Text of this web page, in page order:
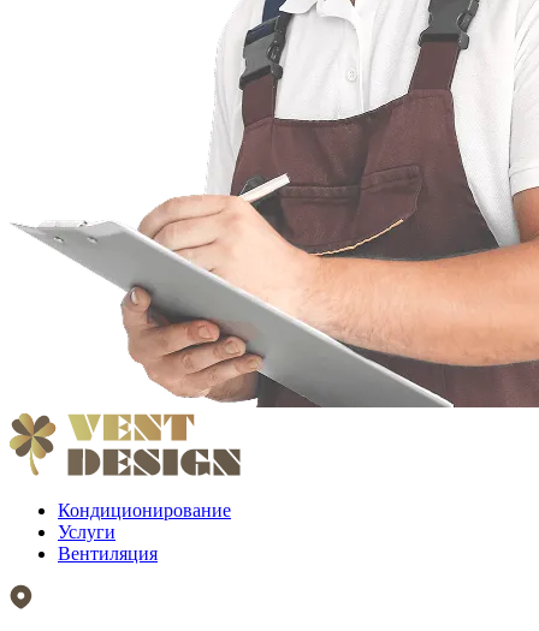
Кондиционирование
Услуги
Вентиляция